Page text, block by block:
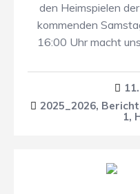
den Heimspielen
kommenden
16:00 Uhr macht
2025_2026,
1,